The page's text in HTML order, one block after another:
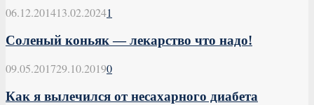
06.12.201413.02.20241
Соленый коньяк — лекарство что надо!
09.05.201729.10.20190
Как я вылечился от несахарного диабета